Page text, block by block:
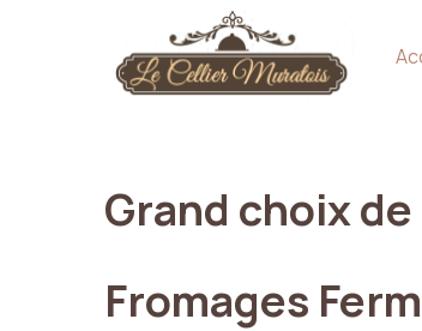
Grand choixde
Fromages